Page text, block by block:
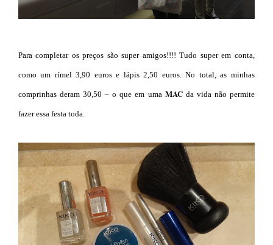
Para completar os preços são super amigos!!!! Tudo super em conta,
como um rímel 3,90 euros e lápis 2,50 euros. No total, as minhas
comprinhas deram 30,50 – o que em uma MACda vida não permite
fazer essa festa toda.